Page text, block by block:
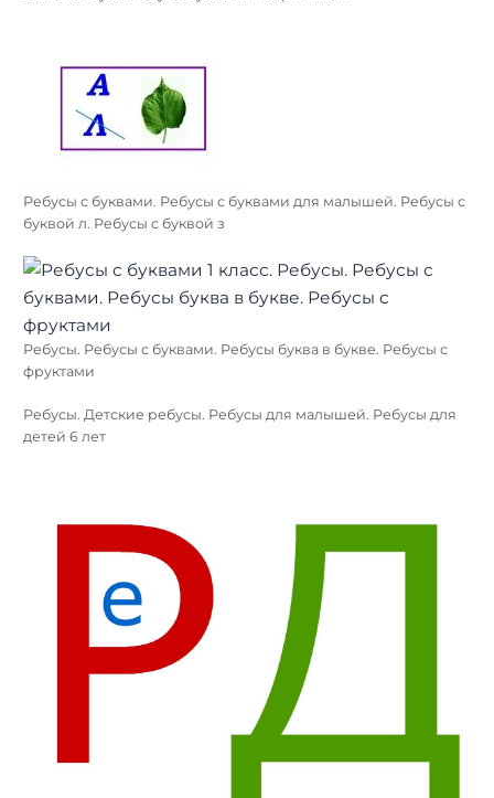
Ребусы с буквами. Ребусы с буквами для малышей. Ребусы с
буквой л. Ребусы с буквой з
Ребусы. Ребусы с буквами. Ребусы буква в букве. Ребусы с
фруктами
Ребусы. Детские ребусы. Ребусы для малышей. Ребусы для
детей 6 лет